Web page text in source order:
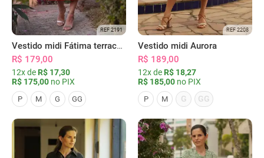
REF 2191
Vestido midi Fátima terracota
R$ 179,00
12x de R$ 17,30
R$ 175,00 no PIX
P M G GG
REF 2208
Vestido midi Aurora
R$ 189,00
12x de R$ 18,27
R$ 185,00 no PIX
P M G GG